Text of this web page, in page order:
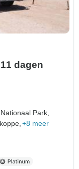
dagen
Park,
+8 meer